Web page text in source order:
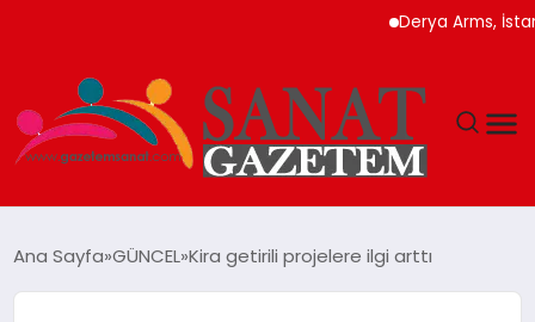
Derya Arms, İstanbul
TEKNOLOJI
Ana Sayfa GÜNCEL Kira getirili projelere ilgi arttı